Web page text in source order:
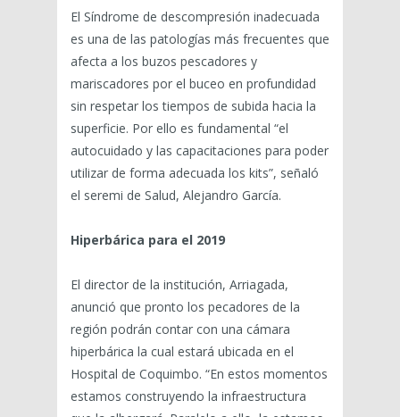
El Síndrome de descompresión inadecuada
es una de las patologías más frecuentes que
afecta a los buzos pescadores y
mariscadores por el buceo en profundidad
sin respetar los tiempos de subida hacia la
superficie. Por ello es fundamental “el
autocuidado y las capacitaciones para poder
utilizar de forma adecuada los kits”, señaló
el seremi de Salud, Alejandro García.
Hiperbárica para el 2019
El director de la institución, Arriagada,
anunció que pronto los pecadores de la
región podrán contar con una cámara
hiperbárica la cual estará ubicada en el
Hospital de Coquimbo. “En estos momentos
estamos construyendo la infraestructura